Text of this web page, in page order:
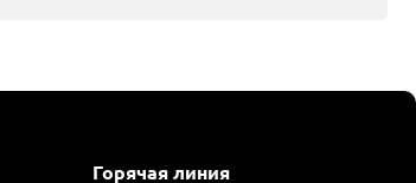
Горячая линия